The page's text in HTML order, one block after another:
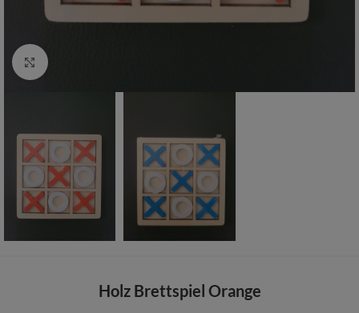
Zum vergrößern anklicken
Holz Brettspiel Orange